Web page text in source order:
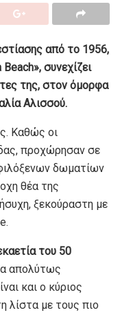
από το 1956,
συνεχίζει
της, στον όμορφα
Αλισσού.
Καθώς οι
προχώρησαν σε
δωματίων
θέα της
ξεκούραστη με
του 50
απολύτως
και ο κύριος
λίστα με τους πιο